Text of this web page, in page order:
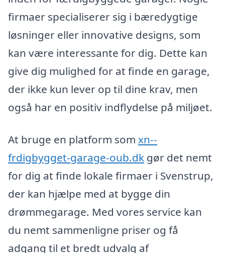
firmaer specialiserer sig i bæredygtige
løsninger eller innovative designs, som
kan være interessante for dig. Dette kan
give dig mulighed for at finde en garage,
der ikke kun lever op til dine krav, men
også har en positiv indflydelse på miljøet.
At bruge en platform som xn--
frdigbygget-garage-oub.dk gør det nemt
for dig at finde lokale firmaer i Svenstrup,
der kan hjælpe med at bygge din
drømmegarage. Med vores service kan
du nemt sammenligne priser og få
adgang til et bredt udvalg af